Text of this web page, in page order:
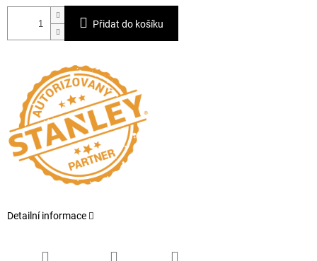
Přidat do košíku
Detailní informace